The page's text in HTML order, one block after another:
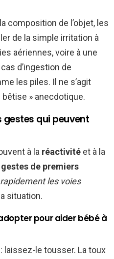
composition de l’objet, les
de la simple irritation à
aériennes, voire à une
d’ingestion de
les piles. Il ne s’agit
bêtise » anecdotique.
gestes qui peuvent
à la réactivité et à la
de premiers
les voies
situation.
pour aider bébé à
: laissez-le tousser. La toux